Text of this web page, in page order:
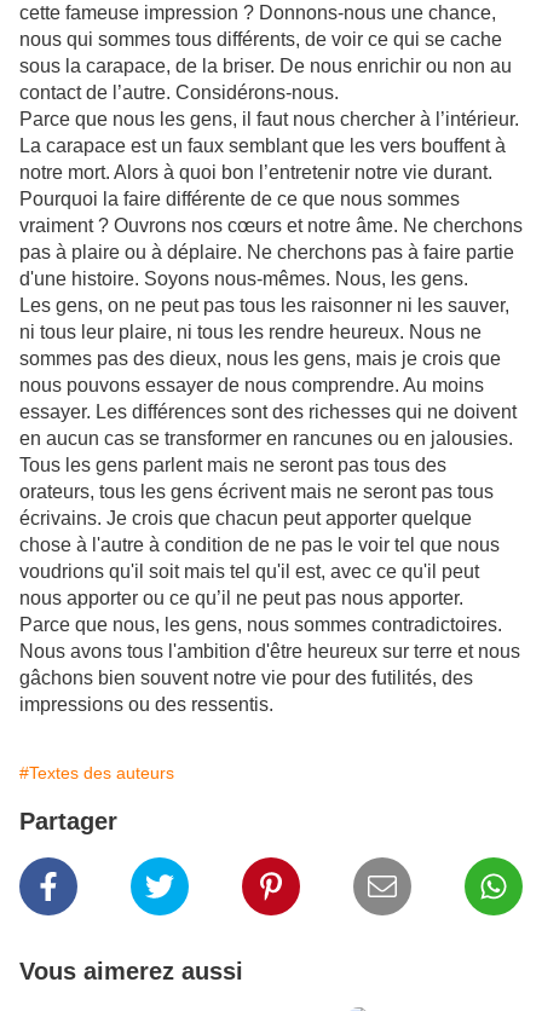
cette fameuse impression ? Donnons-nous une chance,
nous qui sommes tous différents, de voir ce qui se cache
sous la carapace, de la briser. De nous enrichir ou non au
contact de l’autre. Considérons-nous.
Parce que nous les gens, il faut nous chercher à l’intérieur.
La carapace est un faux semblant que les vers bouffent à
notre mort. Alors à quoi bon l’entretenir notre vie durant.
Pourquoi la faire différente de ce que nous sommes
vraiment ? Ouvrons nos cœurs et notre âme. Ne cherchons
pas à plaire ou à déplaire. Ne cherchons pas à faire partie
d'une histoire. Soyons nous-mêmes. Nous, les gens.
Les gens, on ne peut pas tous les raisonner ni les sauver,
ni tous leur plaire, ni tous les rendre heureux. Nous ne
sommes pas des dieux, nous les gens, mais je crois que
nous pouvons essayer de nous comprendre. Au moins
essayer. Les différences sont des richesses qui ne doivent
en aucun cas se transformer en rancunes ou en jalousies.
Tous les gens parlent mais ne seront pas tous des
orateurs, tous les gens écrivent mais ne seront pas tous
écrivains. Je crois que chacun peut apporter quelque
chose à l'autre à condition de ne pas le voir tel que nous
voudrions qu'il soit mais tel qu'il est, avec ce qu'il peut
nous apporter ou ce qu’il ne peut pas nous apporter.
Parce que nous, les gens, nous sommes contradictoires.
Nous avons tous l'ambition d'être heureux sur terre et nous
gâchons bien souvent notre vie pour des futilités, des
impressions ou des ressentis.
#Textes des auteurs
Partager
Vous aimerez aussi